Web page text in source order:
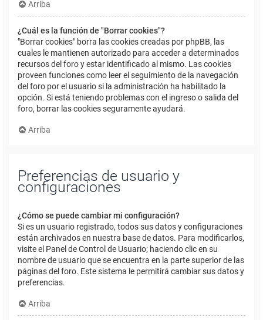
Arriba
¿Cuál es la función de "Borrar cookies"?
"Borrar cookies" borra las cookies creadas por phpBB, las
cuales le mantienen autorizado para acceder a determinados
recursos del foro y estar identificado al mismo. Las cookies
proveen funciones como leer el seguimiento de la navegación
del foro por el usuario si la administración ha habilitado la
opción. Si está teniendo problemas con el ingreso o salida del
foro, borrar las cookies seguramente ayudará.
Arriba
Preferencias de usuario y
configuraciones
¿Cómo se puede cambiar mi configuración?
Si es un usuario registrado, todos sus datos y configuraciones
están archivados en nuestra base de datos. Para modificarlos,
visite el Panel de Control de Usuario; haciendo clic en su
nombre de usuario que se encuentra en la parte superior de las
páginas del foro. Este sistema le permitirá cambiar sus datos y
preferencias.
Arriba